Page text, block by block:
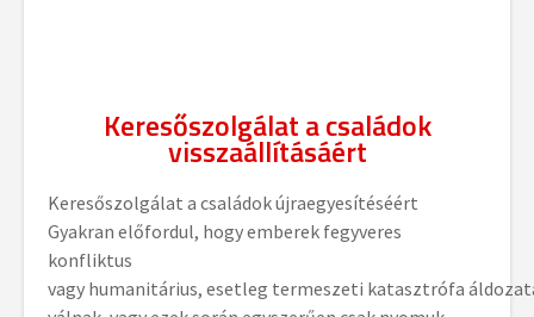
Keresőszolgálat a családok
visszaállításáért
Keresőszolgálat a családok újraegyesítéséért
Gyakran előfordul, hogy emberek fegyveres
konfliktus
vagy humanitárius, esetleg termeszeti katasztrófa